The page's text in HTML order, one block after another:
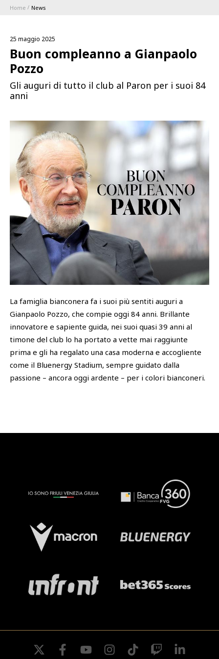
1896 MEMBERSHIP PROGRAM
Serie A
Coppa Italia
Calendari e Risultati
Classifiche
Academy
Cattedra Universidad Europea
Esports
BLUENERGY STADIUM
MEETING CENTER
SPONSOR
SQUADRE
SHOP
PHOTOGALLERY
Home News
25 maggio 2025
Buon compleanno a Gianpaolo
Pozzo
Gli auguri di tutto il club al Paron per i suoi 84
anni
La famiglia bianconera fa i suoi più sentiti auguri a
Gianpaolo Pozzo, che compie oggi 84 anni. Brillante
innovatore e sapiente guida, nei suoi quasi 39 anni al
timone del club lo ha portato a vette mai raggiunte
prima e gli ha regalato una casa moderna e accogliente
come il Bluenergy Stadium, sempre guidato dalla
passione – ancora oggi ardente – per i colori bianconeri.
twitter facebookyoutube instagramtiktok twitch